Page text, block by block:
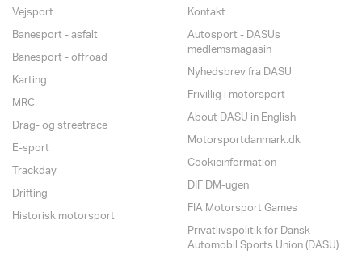
Vejsport
Banesport - asfalt
Banesport - offroad
Karting
MRC
Drag- og streetrace
E-sport
Trackday
Drifting
Historisk motorsport
Kontakt
Autosport - DASUs
medlemsmagasin
Nyhedsbrev fra DASU
Frivillig i motorsport
About DASU in English
Motorsportdanmark.dk
Cookieinformation
DIF DM-ugen
FIA Motorsport Games
Privatlivspolitik for Dansk
Automobil Sports Union (DASU)